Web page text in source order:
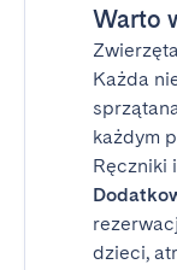
Warto
Każda
każdym
Ręczniki
dzieci,